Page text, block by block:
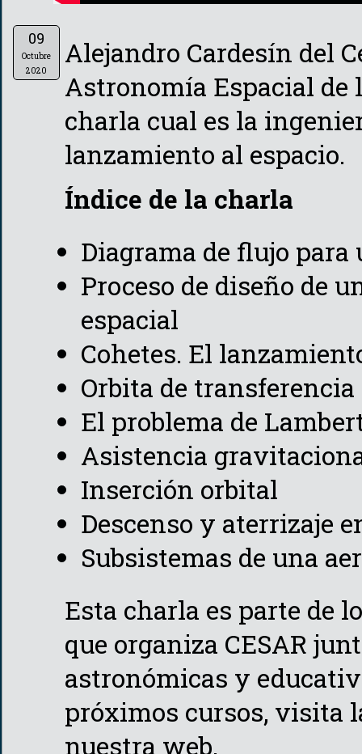
09
Octubre
2020
Alejandro Cardesín del
Astronomía Espacial de
charla cual es la
lanzamiento al espacio.
Índice de la charla
Diagrama de flujo
Proceso de diseño de
espacial
Cohetes. El
Orbita de
El problema de
Asistencia
Inserción orbital
Descenso y aterrizaje
Subsistemas de una
Esta charla es parte de
que organiza CESAR
astronómicas y
próximos cursos, visita
nuestra web.